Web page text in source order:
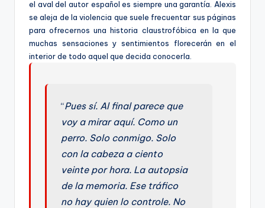
el aval del autor español es siempre una garantía. Alexis
se aleja de la violencia que suele frecuentar sus páginas
para ofrecernos una historia claustrofóbica en la que
muchas sensaciones y sentimientos florecerán en el
interior de todo aquel que decida conocerla.
“Pues sí. Al final parece que
voy a mirar aquí. Como un
perro. Solo conmigo. Solo
con la cabeza a ciento
veinte por hora. La autopsia
de la memoria. Ese tráfico
no hay quien lo controle. No